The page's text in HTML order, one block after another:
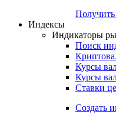
Откройте
Получить
Индикаторы
Поиск
Курсы